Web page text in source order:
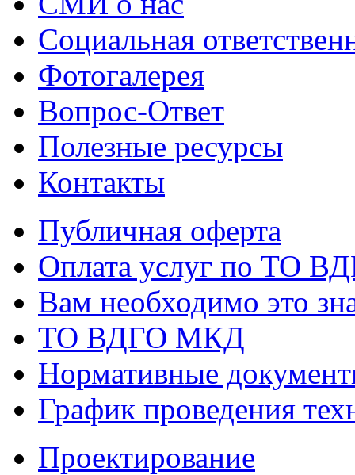
Социальная
Фотогалерея
Вопрос-Ответ
Полезные ресурсы
Контакты
Публичная оферта
Оплата услуг по ТО
Вам необходимо это
ТО ВДГО МКД
Нормативные
График проведения
Проектирование